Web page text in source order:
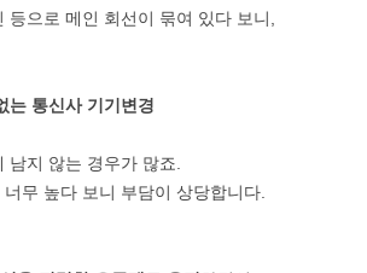
등으로 메인 회선이 묶여 있다 보니,
는 통신사 기기변경
남지 않는 경우가 많죠.
무 높다 보니 부담이 상당합니다.